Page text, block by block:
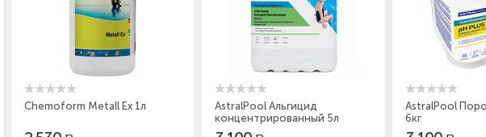
Metall Ex 1л
AstralPool Альгицид
концентрированный 5л
AstralPool Порошок pH плюс
6кг